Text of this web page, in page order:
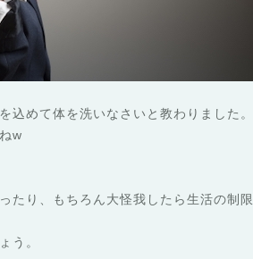
込めて体を洗いなさいと教わりました。
w
たり、もちろん大怪我したら生活の制限
う。